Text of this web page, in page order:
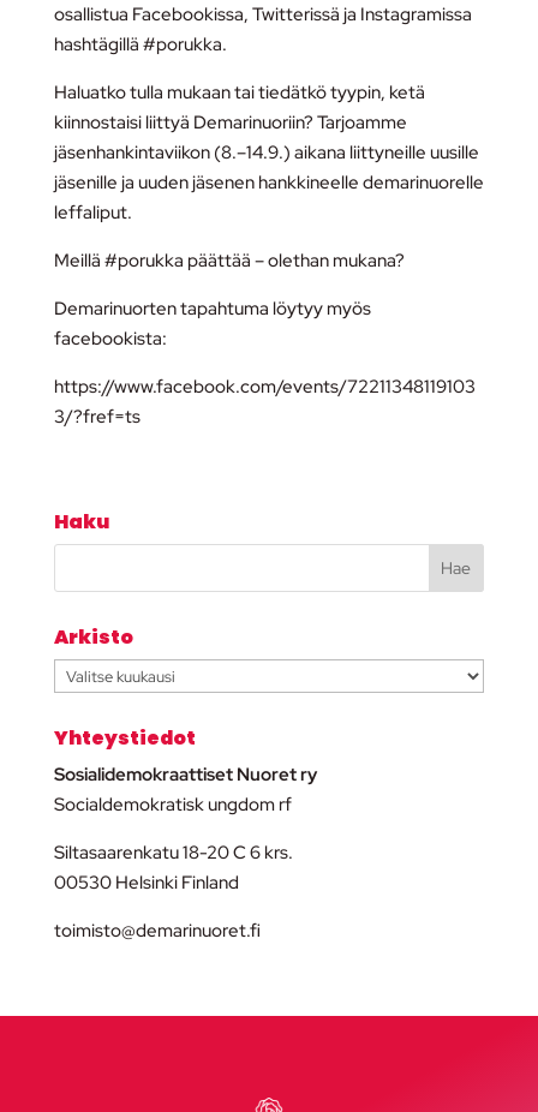
osallistua Facebookissa, Twitterissä ja Instagramissa
hashtägillä #porukka.
Haluatko tulla mukaan tai tiedätkö tyypin, ketä
kiinnostaisi liittyä Demarinuoriin? Tarjoamme
jäsenhankintaviikon (8.–14.9.) aikana liittyneille uusille
jäsenille ja uuden jäsenen hankkineelle demarinuorelle
leffaliput.
Meillä #porukka päättää – olethan mukana?
Demarinuorten tapahtuma löytyy myös
facebookista:
https://www.facebook.com/events/72211348119103
3/?fref=ts
Haku
Arkisto
Arkisto
Yhteystiedot
Sosialidemokraattiset Nuoret ry
Socialdemokratisk ungdom rf
Siltasaarenkatu 18-20 C 6 krs.
00530 Helsinki Finland
toimisto@demarinuoret.fi